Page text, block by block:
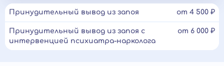
Принудительный вывод из запоя от 4 500 ₽
Принудительный вывод из запоя с
интервенцией психиатра-нарколога
от 6 000 ₽